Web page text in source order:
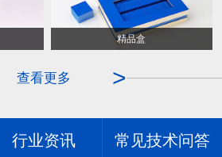
精品盒
>
查看更多
OCA
行业资讯 常见技术问答